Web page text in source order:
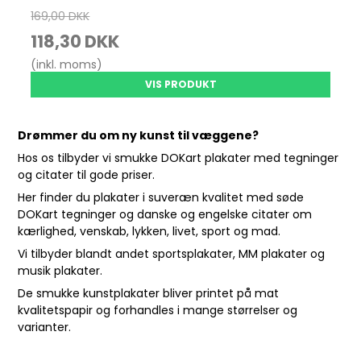
169,00 DKK
118,30 DKK
(inkl. moms)
VIS PRODUKT
Drømmer du om ny kunst til væggene?
Hos os tilbyder vi smukke DOKart plakater med tegninger
og citater til gode priser.
Her finder du plakater i suveræn kvalitet med søde
DOKart tegninger og danske og engelske citater om
kærlighed, venskab, lykken, livet, sport og mad.
Vi tilbyder blandt andet sportsplakater, MM plakater og
musik plakater.
De smukke kunstplakater bliver printet på mat
kvalitetspapir og forhandles i mange størrelser og
varianter.